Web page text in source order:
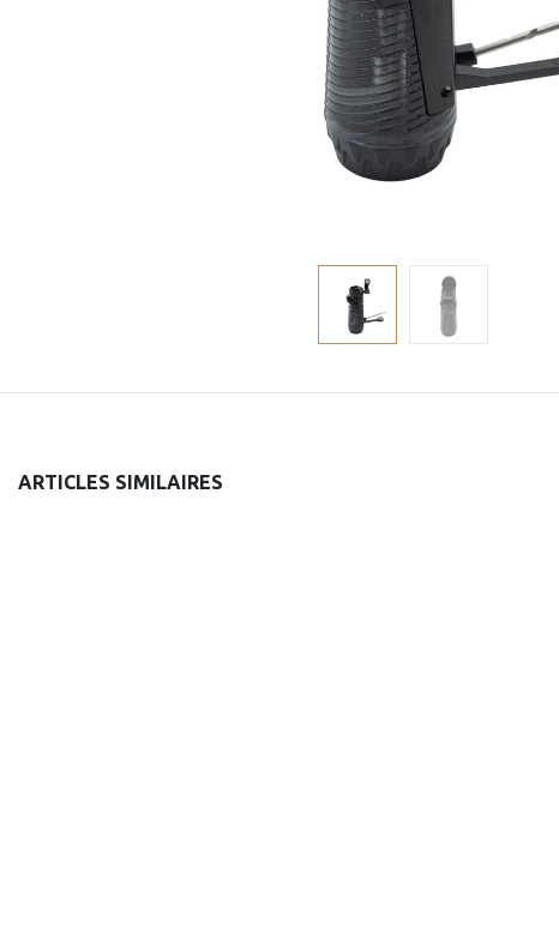
ARTICLES SIMILAIRES